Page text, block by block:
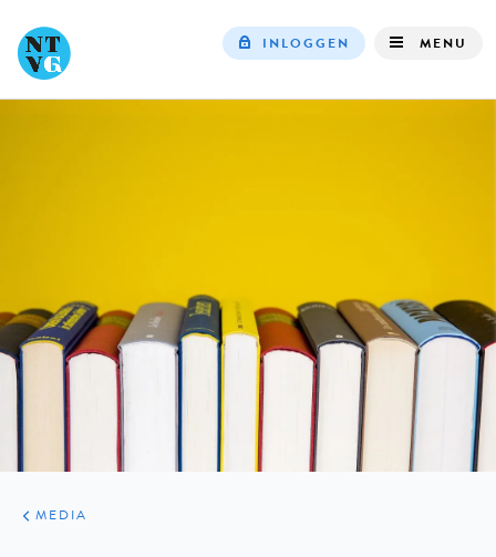
INLOGGEN MENU
ARTIKELEN
VARIA
MEDIA